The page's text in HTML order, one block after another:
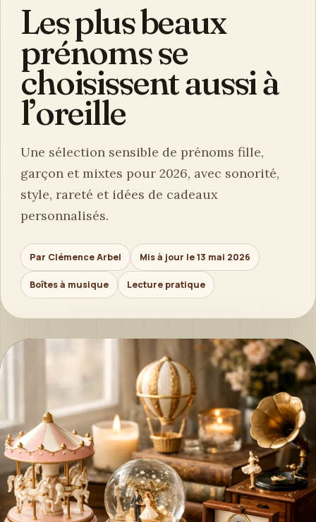
Les plus beaux
prénoms se
choisissent aussi à
l’oreille
Une sélection sensible de prénoms fille,
garçon et mixtes pour 2026, avec sonorité,
style, rareté et idées de cadeaux
personnalisés.
Par Clémence Arbel Mis à jour le 13 mai 2026
Boîtes à musique Lecture pratique